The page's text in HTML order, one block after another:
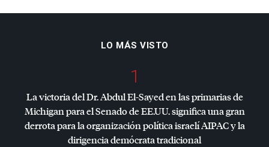
LO MÁS VISTO
1
La victoria del Dr. Abdul El-Sayed en las primarias de
Michigan para el Senado de EE.UU. significa una gran
derrota para la organización política israelíAIPACy la
dirigencia demócrata tradicional